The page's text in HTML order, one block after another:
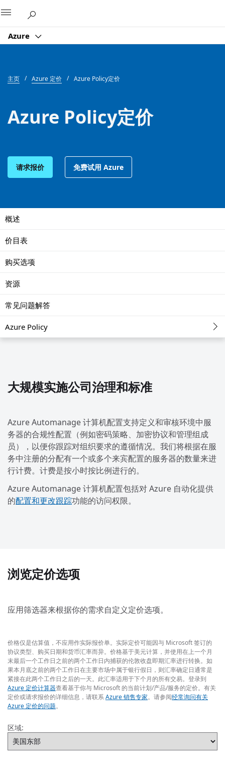
Azure
主页 Azure 定价 Azure Policy定价
Azure Policy定价
请求报价 免费试用 Azure
概述
价目表
购买选项
资源
常见问题解答
Azure Policy
大规模实施公司治理和标准
Azure Automanage 计算机配置支持定义和审核环境中服
务器的合规性配置（例如密码策略、加密协议和管理组成
员），以便你跟踪对组织要求的遵循情况。我们将根据在服
务中注册的分配有一个或多个来宾配置的服务器的数量来进
行计费。计费是按小时按比例进行的。
Azure Automanage 计算机配置包括对 Azure 自动化提供
的配置和更改跟踪功能的访问权限。
浏览定价选项
应用筛选器来根据你的需求自定义定价选项。
价格仅是估算值，不应用作实际报价单。实际定价可能因与 Microsoft 签订的
协议类型、购买日期和货币汇率而异。价格基于美元计算，并使用在上一个月
末最后一个工作日之前的两个工作日内捕获的伦敦收盘即期汇率进行转换。如
果本月底之前的两个工作日在主要市场中属于银行假日，则汇率确定日通常是
紧接在此两个工作日之后的一天。此汇率适用于下个月的所有交易。登录到
Azure 定价计算器查看基于你与 Microsoft 的当前计划/产品/服务的定价。有关
定价或请求报价的详细信息，请联系Azure 销售专家。请参阅经常询问有关
Azure 定价的问题。
区域: